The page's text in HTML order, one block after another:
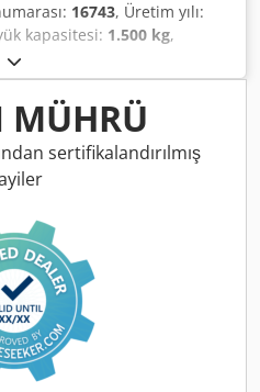
16743, Üretim yılı:
kapasitesi: 1.500 kg,
, serbest kaldırma:
türü:elektrikli, direk tipi:
mm, batarya voltajı:
, ön lastik ölçüsü:
toplam ağırlık:3.140 kg,
4180-08577 Crjdeyhizxopfx
MÜHRÜ
sertifikalandırılmış